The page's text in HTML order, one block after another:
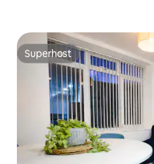
Superhost
Superhost